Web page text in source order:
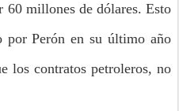
60 millones de dólares. Esto
por Perón en su último año
los contratos petroleros, no